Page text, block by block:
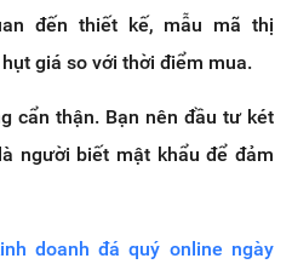
đến thiết kế, mẫu mã thị
giá so với thời điểm mua.
cẩn thận. Bạn nên đầu tư két
người biết mật khẩu để đảm
doanh đá quý online ngày